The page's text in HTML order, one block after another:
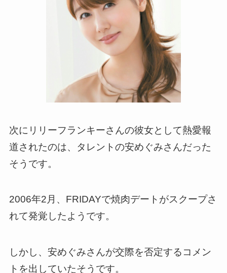
次にリリーフランキーさんの彼女として熱愛報
道されたのは、タレントの安めぐみさんだった
そうです。
2006年2月、FRIDAYで焼肉デートがスクープさ
れて発覚したようです。
しかし、安めぐみさんが交際を否定するコメン
トを出していたそうです。